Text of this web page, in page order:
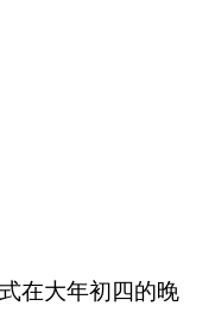
在大年初四的晚